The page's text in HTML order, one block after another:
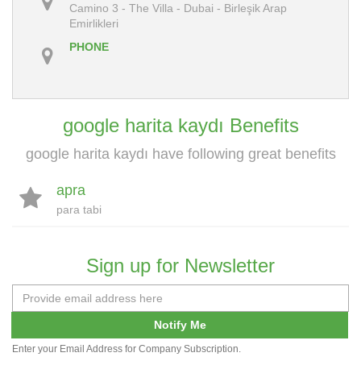
Camino 3 - The Villa - Dubai - Birleşik Arap
Emirlikleri
PHONE
google harita kaydı Benefits
google harita kaydı have following great benefits
apra
para tabi
Sign up for Newsletter
Notify Me
Enter your Email Address for Company Subscription.